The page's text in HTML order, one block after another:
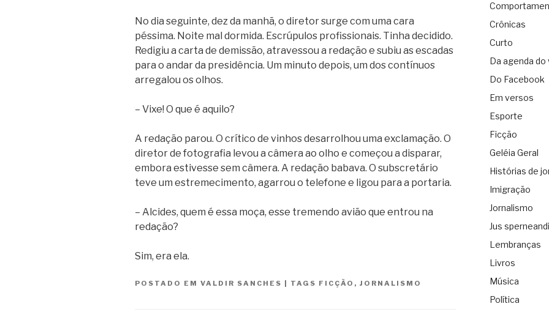
No dia seguinte, dez da manhã, o diretor surge com uma cara
péssima. Noite mal dormida. Escrúpulos profissionais. Tinha decidido.
Redigiu a carta de demissão, atravessou a redação e subiu as escadas
para o andar da presidência. Um minuto depois, um dos contínuos
arregalou os olhos.
– Vixe! O que é aquilo?
A redação parou. O crítico de vinhos desarrolhou uma exclamação. O
diretor de fotografia levou a câmera ao olho e começou a disparar,
embora estivesse sem câmera. A redação babava. O subscretário
teve um estremecimento, agarrou o telefone e ligou para a portaria.
– Alcides, quem é essa moça, esse tremendo avião que entrou na
redação?
Sim, era ela.
POSTADO EM VALDIR SANCHES | TAGS FICÇÃO , JORNALISMO
Crônicas
Curto
Da agenda do
Do Facebook
Em versos
Esporte
Ficção
Geléia Geral
Histórias de
Imigração
Jornalismo
Jus sperneandi
Lembranças
Livros
Música
Política